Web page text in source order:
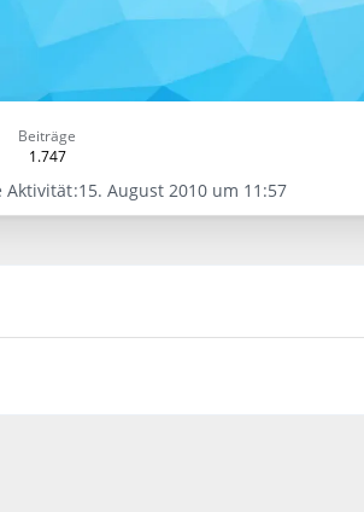
Beiträge
1.747
Aktivität 15. August 2010 um 11:57